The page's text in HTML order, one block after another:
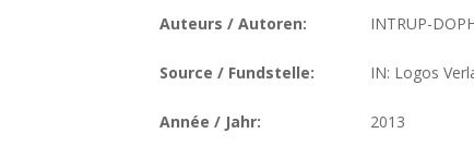
Auteurs / Autoren: INTRUP-
Source / Fundstelle: IN: Logos
Année / Jahr: 2013